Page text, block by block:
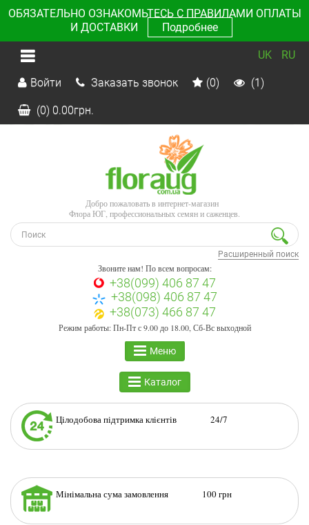
ОБЯЗАТЕЛЬНО ОЗНАКОМЬТЕСЬ С ПРАВИЛАМИ ОПЛАТЫ
И ДОСТАВКИ
Подробнее
UK RU
Войти Заказать звонок (0) (1)
(0) 0.00грн.
Добро пожаловать в интернет-магазин
Флора ЮГ, профессиональных семян и саженцев.
Расширенный поиск
Звоните нам! По всем вопросам:
+38(099) 406 87 47
+38(098) 406 87 47
+38(073) 466 87 47
Режим работы: Пн-Пт с 9.00 до 18.00, Сб-Вс выходной
Меню
Каталог
Цілодобова підтримка клієнтів 24/7
Мінімальна сума замовлення 100 грн